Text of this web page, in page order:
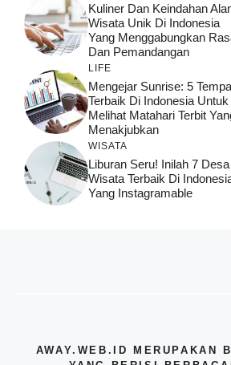
Kuliner Dan Keindahan
Wisata Unik Di Indonesia
Yang Menggabungkan
Dan Pemandangan
LIFE
Mengejar Sunrise: 5
Terbaik Di Indonesia Untuk
Melihat Matahari Terbit
Menakjubkan
WISATA
Liburan Seru! Inilah 7 Desa
Wisata Terbaik Di
Yang Instagramable
AWAY.WEB.ID MERUPAKAN